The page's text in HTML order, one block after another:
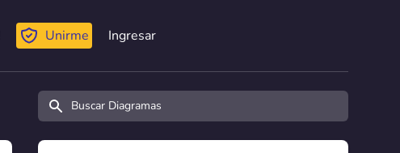
Unirme Ingresar
Buscar diagramas y manuales